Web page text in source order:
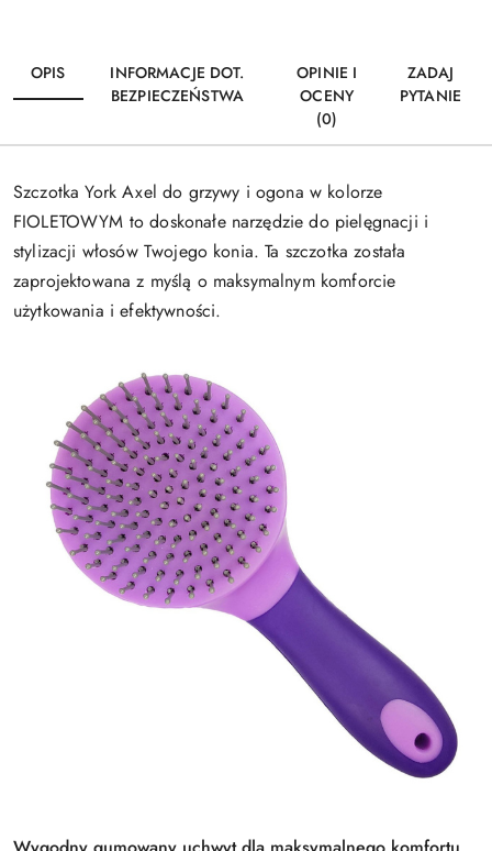
OPIS
INFORMACJE DOT.
BEZPIECZEŃSTWA
OPINIE I
OCENY
(0)
ZADAJ
PYTANIE
Szczotka York Axel do grzywy i ogona w kolorze
FIOLETOWYM to doskonałe narzędzie do pielęgnacji i
stylizacji włosów Twojego konia. Ta szczotka została
zaprojektowana z myślą o maksymalnym komforcie
użytkowania i efektywności.